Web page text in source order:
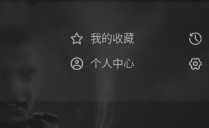
我的收藏
个人中心